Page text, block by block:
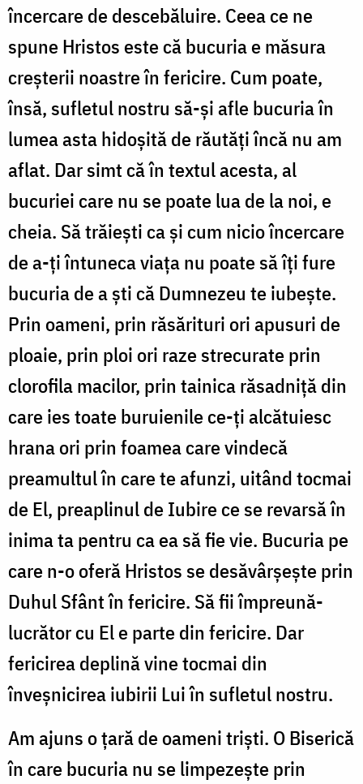
încercare de descebăluire. Ceea ce ne
spune Hristos este că bucuria e măsura
creșterii noastre în fericire. Cum poate,
însă, sufletul nostru să-și afle bucuria în
lumea asta hidoșită de răutăți încă nu am
aflat. Dar simt că în textul acesta, al
bucuriei care nu se poate lua de la noi, e
cheia. Să trăiești ca și cum nicio încercare
de a-ți întuneca viața nu poate să îți fure
bucuria de a ști că Dumnezeu te iubește.
Prin oameni, prin răsărituri ori apusuri de
ploaie, prin ploi ori raze strecurate prin
clorofila macilor, prin tainica răsadniță din
care ies toate buruienile ce-ți alcătuiesc
hrana ori prin foamea care vindecă
preamultul în care te afunzi, uitând tocmai
de El, preaplinul de Iubire ce se revarsă în
inima ta pentru ca ea să fie vie. Bucuria pe
care n-o oferă Hristos se desăvârșește prin
Duhul Sfânt în fericire. Să fii împreună-
lucrător cu El e parte din fericire. Dar
fericirea deplină vine tocmai din
înveșnicirea iubirii Lui în sufletul nostru.
Am ajuns o țară de oameni triști. O Biserică
în care bucuria nu se limpezește prin